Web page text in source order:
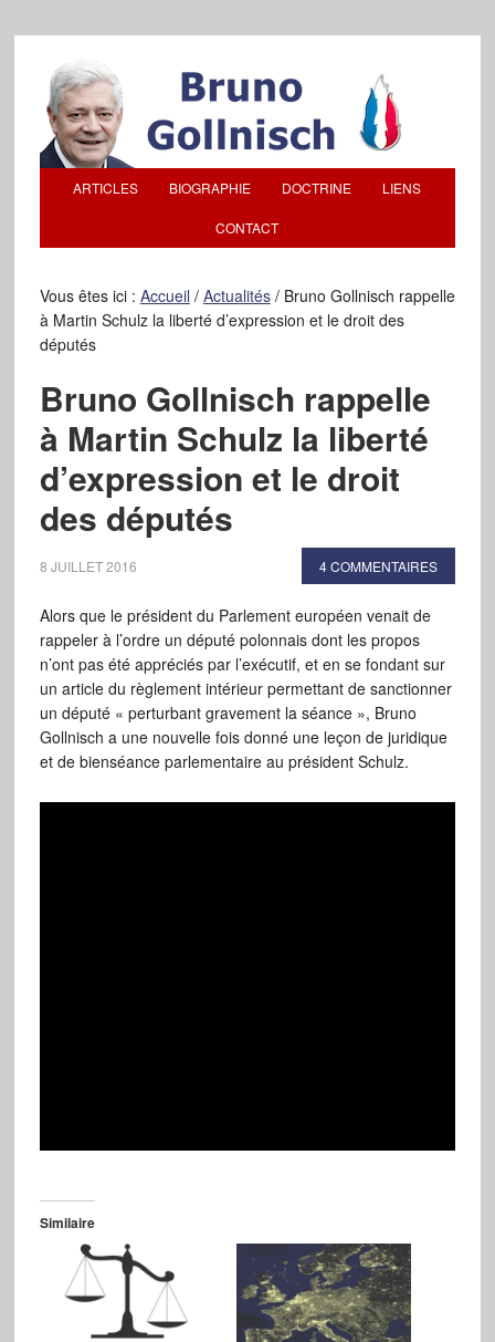
ARTICLES BIOGRAPHIE DOCTRINE LIENS
CONTACT
Vous êtes ici : Accueil / Actualités /Bruno Gollnisch rappelle
à Martin Schulz la liberté d’expression et le droit des
députés
Bruno Gollnisch rappelle
à Martin Schulz la liberté
d’expression et le droit
des députés
8 JUILLET 2016 4 COMMENTAIRES
Alors que le président du Parlement européen venait de
rappeler à l’ordre un député polonnais dont les propos
n’ont pas été appréciés par l’exécutif, et en se fondant sur
un article du règlement intérieur permettant de sanctionner
un député « perturbant gravement la séance », Bruno
Gollnisch a une nouvelle fois donné une leçon de juridique
et de bienséance parlementaire au président Schulz.
Similaire